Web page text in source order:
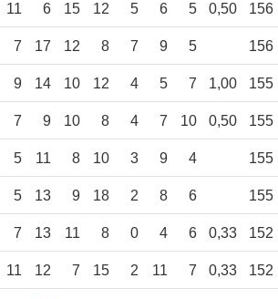
11 6 15 12 5 6 5 0,50 156
7 17 12 8 7 9 5 156
9 14 10 12 4 5 7 1,00 155
7 9 10 8 4 7 10 0,50 155
5 11 8 10 3 9 4 155
5 13 9 18 2 8 6 155
7 13 11 8 0 4 6 0,33 152
11 12 7 15 2 11 7 0,33 152